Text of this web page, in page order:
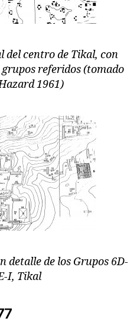
del centro de Tikal, con
referidos (tomado
1961)
detalle de los Grupos 6D-
I, Tikal